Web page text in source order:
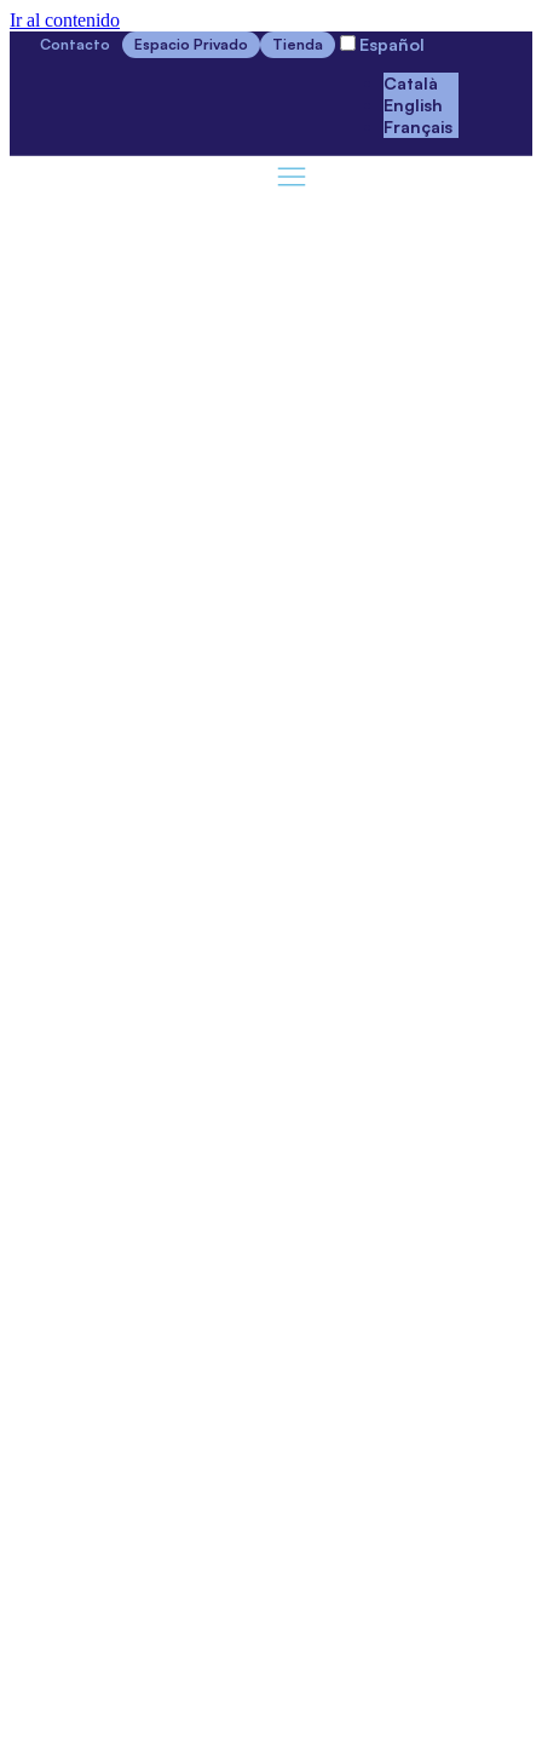
Ir al contenido
Contacto Espacio Privado Tienda
Español
Català
English
Français